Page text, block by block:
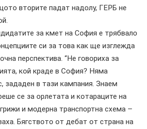
вторите падат надолу, ГЕРБ не
за кмет на София е трябвало
си за това как ще изглежда
перспектива. “Не говориха за
кой краде в София? Няма
зададен в тази кампания. Знаем
се за орлетата и котараците на
и модерна транспортна схема –
Бягството от дебат от страна на